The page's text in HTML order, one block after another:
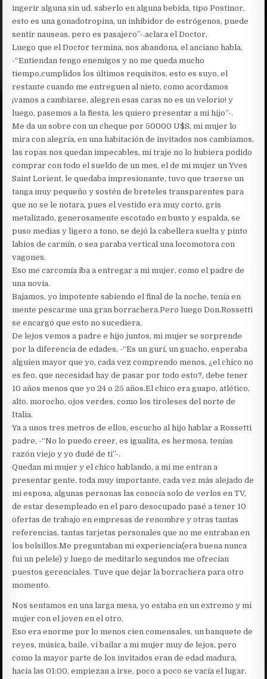
ingerir alguna sin ud. saberlo en alguna bebida, tipo Postinor,
esto es una gonadotropina, un inhibidor de estrógenos, puede
sentir nauseas, pero es pasajero”-.aclara el Doctor.
Luego que el Doctor termina, nos abandona, el anciano habla,
-“Entiendan tengo enemigos y no me queda mucho
tiempo,cumplidos los últimos requisitos, esto es suyo, el
restante cuando me entreguen al nieto, como acordamos
¡vamos a cambiarse, alegren esas caras no es un velorio! y
luego, pasemos a la fiesta, les quiero presentar a mi hijo”-.
Me da un sobre con un cheque por 50000 U$S, mi mujer lo
mira con alegría, en una habitación de invitados nos cambiamos,
las ropas nos quedan impecables, mi traje no lo hubiera podido
comprar con todo el sueldo de un mes, el de mi mujer un Yves
Saint Lorient, le quedaba impresionante, tuvo que traerse un
tanga muy pequeño y sostén de breteles transparentes para
que no se le notara, pues el vestido era muy corto, gris
metalizado, generosamente escotado en busto y espalda, se
puso medias y ligero a tono, se dejó la cabellera suelta y pinto
labios de carmín, o sea paraba vertical una locomotora con
vagones.
Eso me carcomía iba a entregar a mi mujer, como el padre de
una novia.
Bajamos, yo impotente sabiendo el final de la noche, tenía en
mente pescarme una gran borrachera.Pero luego Don.Rossetti
se encargó que esto no sucediera.
De lejos vemos a padre e hijo juntos, mi mujer se sorprende
por la diferencia de edades, -“Es un gurí, un guacho, esperaba
alguien mayor que yo, cada vez comprendo menos, ¿el chico no
es feo, que necesidad hay de pasar por todo esto?, debe tener
10 años menos que yo 24 o 25 años.El chico era guapo, atlético,
alto, morocho, ojos verdes, como los tiroleses del norte de
Italia.
Ya a unos tres metros de ellos, escucho al hijo hablar a Rossetti
padre, -“No lo puedo creer, es igualita, es hermosa, tenías
razón viejo y yo dudé de ti”-.
Quedan mi mujer y el chico hablando, a mi me entran a
presentar gente, toda muy importante, cada vez más alejado de
mi esposa, algunas personas las conocía solo de verlos en TV,
de estar desempleado en el paro desocupado pasé a tener 10
ofertas de trabajo en empresas de renombre y otras tantas
referencias, tantas tarjetas personales que no me entraban en
los bolsillos.Me preguntaban mi experiencia(era buena nunca
fui un pelele) y luego de meditarlo segundos me ofrecían
puestos gerenciales. Tuve que dejar la borrachera para otro
momento.
Nos sentamos en una larga mesa, yo estaba en un extremo y mi
mujer con el joven en el otro.
Eso era enorme por lo menos cien comensales, un banquete de
reyes, música, baile, vi bailar a mi mujer muy de lejos, pero
como la mayor parte de los invitados eran de edad madura,
hacia las 01:00, empiezan a irse, poco a poco se vacía el lugar,